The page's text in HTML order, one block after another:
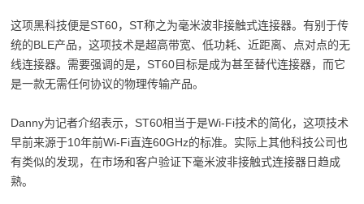
这项黑科技便是ST60，ST称之为毫米波非接触式连接器。有别于传
统的BLE产品，这项技术是超高带宽、低功耗、近距离、点对点的无
线连接器。需要强调的是，ST60目标是成为甚至替代连接器，而它
是一款无需任何协议的物理传输产品。
Danny为记者介绍表示，ST60相当于是Wi-Fi技术的简化，这项技术
早前来源于10年前Wi-Fi直连60GHz的标准。实际上其他科技公司也
有类似的发现，在市场和客户验证下毫米波非接触式连接器日趋成
熟。